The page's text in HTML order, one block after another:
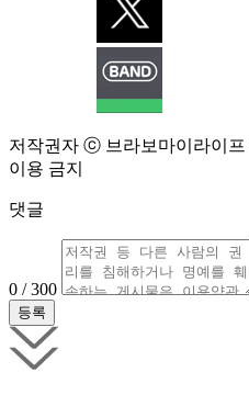
저작권자 ⓒ 브라보마이라이
이용 금지
댓글
0 / 300